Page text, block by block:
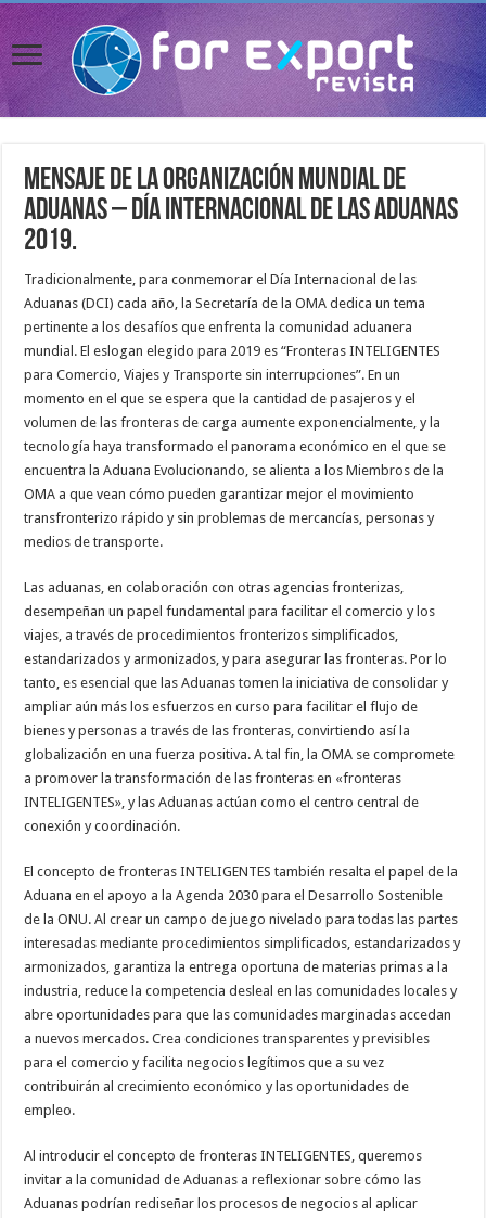
Mensaje de la Organización Mundial de
Aduanas – Día Internacional de las Aduanas
2019.
Tradicionalmente, para conmemorar el Día Internacional de las
Aduanas (DCI) cada año, la Secretaría de la OMA dedica un tema
pertinente a los desafíos que enfrenta la comunidad aduanera
mundial. El eslogan elegido para 2019 es “Fronteras INTELIGENTES
para Comercio, Viajes y Transporte sin interrupciones”. En un
momento en el que se espera que la cantidad de pasajeros y el
volumen de las fronteras de carga aumente exponencialmente, y la
tecnología haya transformado el panorama económico en el que se
encuentra la Aduana Evolucionando, se alienta a los Miembros de la
OMA a que vean cómo pueden garantizar mejor el movimiento
transfronterizo rápido y sin problemas de mercancías, personas y
medios de transporte.
Las aduanas, en colaboración con otras agencias fronterizas,
desempeñan un papel fundamental para facilitar el comercio y los
viajes, a través de procedimientos fronterizos simplificados,
estandarizados y armonizados, y para asegurar las fronteras. Por lo
tanto, es esencial que las Aduanas tomen la iniciativa de consolidar y
ampliar aún más los esfuerzos en curso para facilitar el flujo de
bienes y personas a través de las fronteras, convirtiendo así la
globalización en una fuerza positiva. A tal fin, la OMA se compromete
a promover la transformación de las fronteras en «fronteras
INTELIGENTES», y las Aduanas actúan como el centro central de
conexión y coordinación.
El concepto de fronteras INTELIGENTES también resalta el papel de la
Aduana en el apoyo a la Agenda 2030 para el Desarrollo Sostenible
de la ONU. Al crear un campo de juego nivelado para todas las partes
interesadas mediante procedimientos simplificados, estandarizados y
armonizados, garantiza la entrega oportuna de materias primas a la
industria, reduce la competencia desleal en las comunidades locales y
abre oportunidades para que las comunidades marginadas accedan
a nuevos mercados. Crea condiciones transparentes y previsibles
para el comercio y facilita negocios legítimos que a su vez
contribuirán al crecimiento económico y las oportunidades de
empleo.
Al introducir el concepto de fronteras INTELIGENTES, queremos
invitar a la comunidad de Aduanas a reflexionar sobre cómo las
Aduanas podrían rediseñar los procesos de negocios al aplicar